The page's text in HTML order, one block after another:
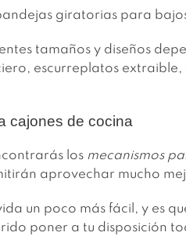
giratorias para
tamaños y diseños
escurreplatos
cajones de cocina
los mecanismos
aprovechar mucho
un poco más fácil, y es
poner a tu disposición